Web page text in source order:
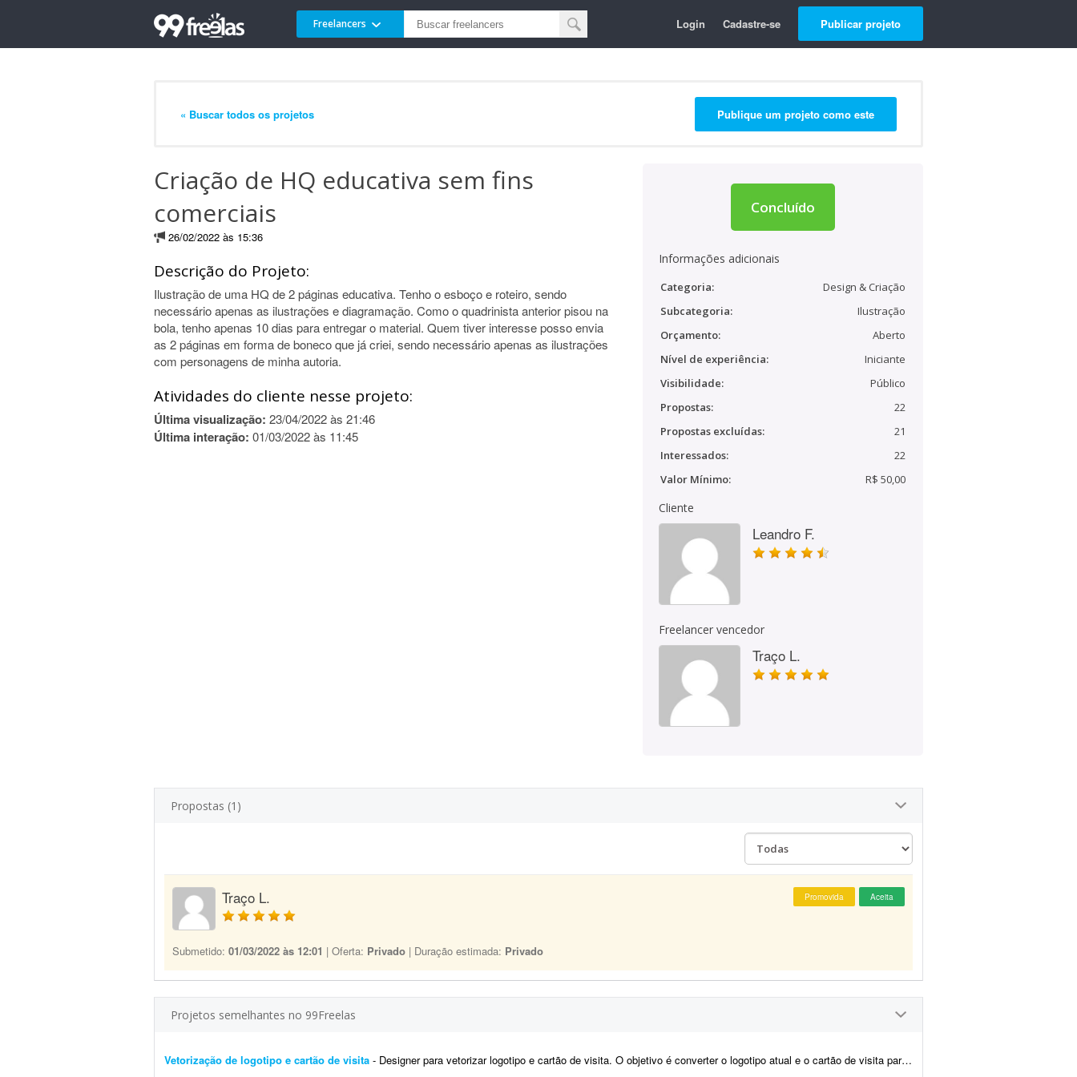
Freelancers Login Cadastre-se Publicar projeto
« Buscar todos os projetos Publique um projeto como este
Criação de HQ educativa sem fins
comerciais
26/02/2022 às 15:36
Descrição do Projeto:
Ilustração de uma HQ de 2 páginas educativa. Tenho o esboço e roteiro, sendo
necessário apenas as ilustrações e diagramação. Como o quadrinista anterior pisou na
bola, tenho apenas 10 dias para entregar o material. Quem tiver interesse posso envia
as 2 páginas em forma de boneco que já criei, sendo necessário apenas as ilustrações
com personagens de minha autoria.
Atividades do cliente nesse projeto:
Última visualização: 23/04/2022 às 21:46
Última interação: 01/03/2022 às 11:45
Concluído
Informações adicionais
Categoria:
Design & Criação
Subcategoria:
Ilustração
Orçamento:
Aberto
Nível de experiência:
Iniciante
Visibilidade:
Público
Propostas:
22
Propostas excluídas:
21
Interessados:
22
Valor Mínimo:
R$ 50,00
Cliente
Leandro F.
Freelancer vencedor
Traço L.
Propostas (1)
Traço L. Promovida Aceita
Submetido: 01/03/2022 às 12:01 | Oferta: Privado | Duração estimada: Privado
Projetos semelhantes no 99Freelas
Vetorização de logotipo e cartão de visita - Designer para vetorizar logotipo e cartão de visita. O objetivo é converter o logotipo atual e o cartão de visita para formato vetorial de alta qualidade, garantindo que n&atil...